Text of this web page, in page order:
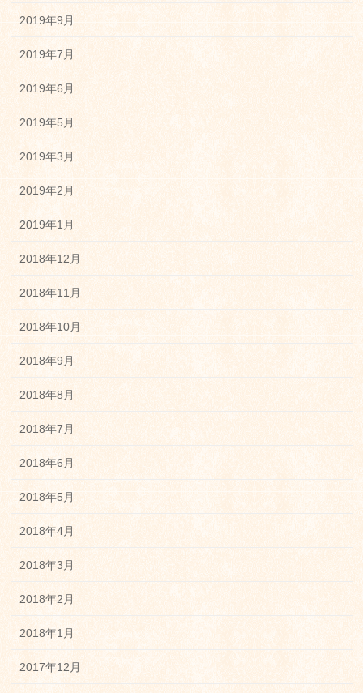
2019年9月
2019年7月
2019年6月
2019年5月
2019年3月
2019年2月
2019年1月
2018年12月
2018年11月
2018年10月
2018年9月
2018年8月
2018年7月
2018年6月
2018年5月
2018年4月
2018年3月
2018年2月
2018年1月
2017年12月